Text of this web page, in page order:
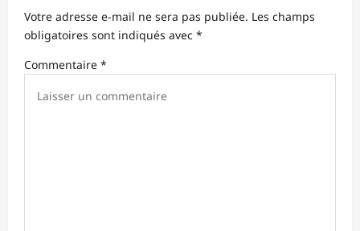
’
a
r
Votre adresse e-mail ne sera pas publiée. Les champs
obligatoires sont indiqués avec *
Commentaire *